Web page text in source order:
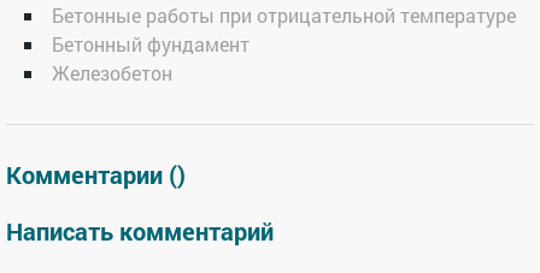
Бетонные работы при отрицательной температуре
Бетонный фундамент
Железобетон
Комментарии ()
Написать комментарий